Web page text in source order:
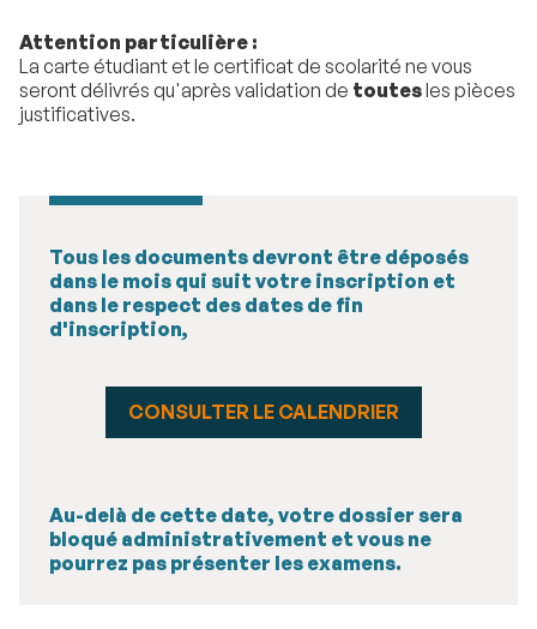
Attention particulière :
La carte étudiant et le certificat de scolarité ne vous
seront délivrés qu'après validation de toutesles pièces
justificatives.
Tous les documents devront être déposés
dans le mois qui suit votre inscription et
dans le respect des dates de fin
d'inscription,
CONSULTER LE CALENDRIER
Au-delà de cette date, votre dossier sera
bloqué administrativement et vous ne
pourrez pas présenter les examens.